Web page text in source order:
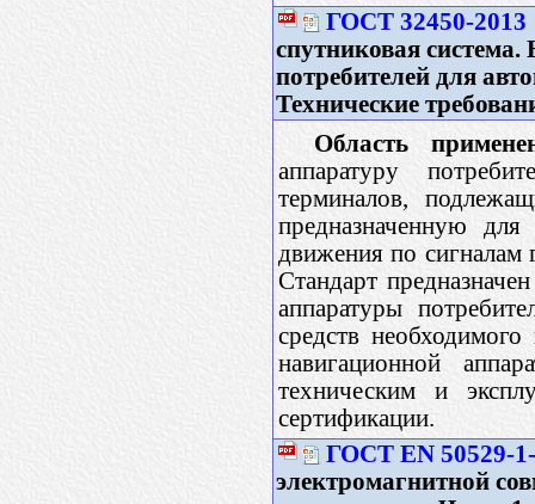
ГОСТ 32450-2013
спутниковая
потребителей для
Технические
Область
аппаратуру
терминалов,
предназначенную
движения по
Стандарт
аппаратуры
средств
навигационной
техническим и
сертификации.
ГОСТ EN 50529-
электромагнитной